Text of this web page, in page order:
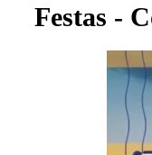
Festas -